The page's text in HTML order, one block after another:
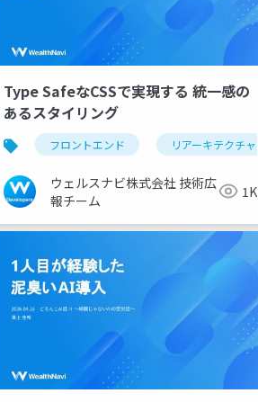
jjug
Type SafeなCSSで実現する 統一感の
あるスタイリング
フロントエンド リアーキテクチャ
ウェルスナビ株式会社 技術広
報チーム
1K